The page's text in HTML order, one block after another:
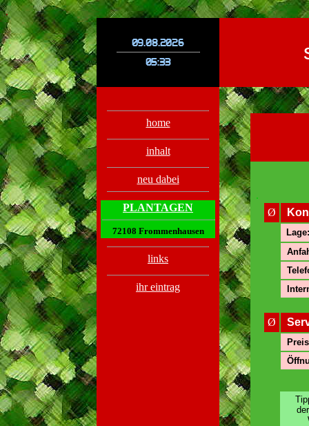
.
home
inhalt
neu dabei
PLANTAGEN
72108 Frommenhausen
links
ihr eintrag
.
Ø
Lage:
Ø